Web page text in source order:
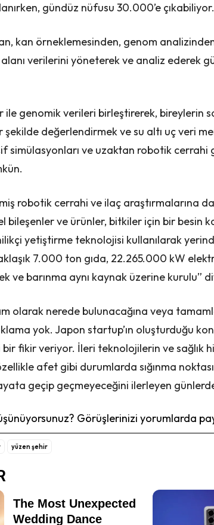
gündüz nüfusu 30.000’e çıkabiliyor.
kan örneklemesinden, genom
verilerini yöneterek ve analiz ederek
ile genomik verileri birleştirerek, bireylerin
şekilde değerlendirmek ve su altı uç veri
simülasyonları ve uzaktan robotik cerrahi
robotik cerrahi ve ilaç araştırmalarına
bileşenler ve ürünler, bitkiler için bir besin
yetiştirme teknolojisi kullanılarak
7.000 ton gıda, 22.265.000 kW
ve barınma aynı kaynak üzerine kurulu”
olarak nerede bulunacağına veya
yok. Japon startup’ın oluşturduğu
fikir veriyor. İleri teknolojilerin ve sağlık
afet gibi durumlarda sığınma
geçip geçmeyeceğini ilerleyen
Görüşlerinizi yorumlarda
yüzen şehir